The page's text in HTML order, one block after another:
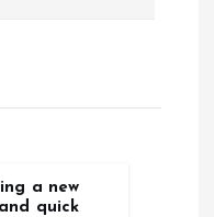
a new
quick